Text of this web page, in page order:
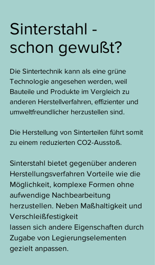
Sinterstahl -
schon gewußt?
Die Sintertechnik kann als eine grüne
Technologie angesehen werden, weil
Bauteile und Produkte im Vergleich zu
anderen Herstellverfahren, effizienter und
umweltfreundlicher herzustellen sind.
Die Herstellung von Sinterteilen führt somit
zu einem reduzierten CO2-Ausstoß.
Sinterstahl bietet gegenüber anderen
Herstellungsverfahren Vorteile wie die
Möglichkeit, komplexe Formen ohne
aufwendige Nachbearbeitung
herzustellen. Neben Maßhaltigkeit und
Verschleißfestigkeit
lassen sich andere Eigenschaften durch
Zugabe von Legierungselementen
gezielt anpassen.